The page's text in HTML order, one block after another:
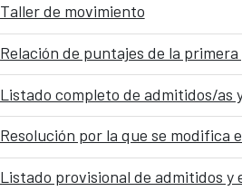
Taller de movimiento
Listado completo de admitidos/as
Listado provisional de admitidos